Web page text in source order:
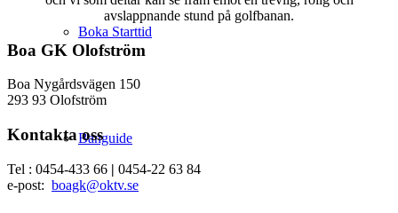
Boka Starttid
Banguide
avslappnande stund på golfbanan.
Boa GK Olofström
Boa Nygårdsvägen 150
293 93 Olofström
Kontakta oss
Tel : 0454-433 66 | 0454-22 63 84
e-post: boagk@oktv.se